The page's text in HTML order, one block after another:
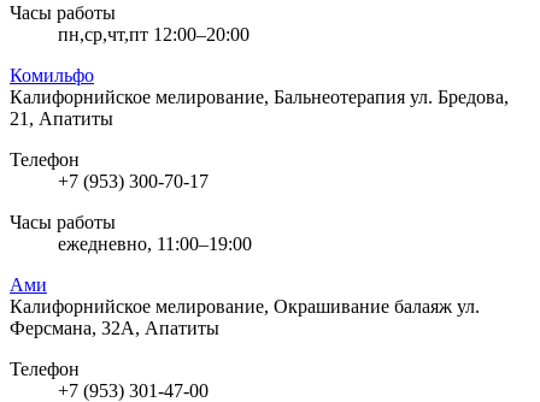
Часы работы
пн,ср,чт,пт 12:00–20:00
Комильфо
Калифорнийское мелирование, Бальнеотерапия ул. Бредова,
21, Апатиты
Телефон
+7 (953) 300-70-17
Часы работы
ежедневно, 11:00–19:00
Ами
Калифорнийское мелирование, Окрашивание балаяж ул.
Ферсмана, 32А, Апатиты
Телефон
+7 (953) 301-47-00